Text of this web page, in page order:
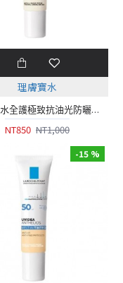
理膚寶水
理膚寶水全護極致抗油光防曬亮白乳 UVA PRO 30ml (太空科技防曬)
NT850 NT1,000
-15 %